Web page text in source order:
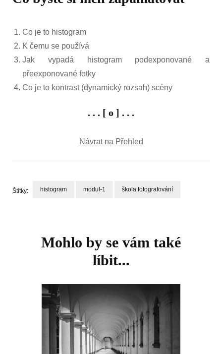
Co je to histogram
K čemu se používá
Jak vypadá histogram podexponované a
přeexponované fotky
Co je to kontrast (dynamický rozsah) scény
. . . [ o ] . . .
Návrat na Přehled
Štítky: histogram modul-1 škola fotografování
Mohlo by se vám také
líbit...